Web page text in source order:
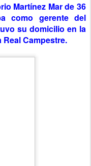
Martínez Mar de 36
como gerente del
su domicilio en la
Campestre.